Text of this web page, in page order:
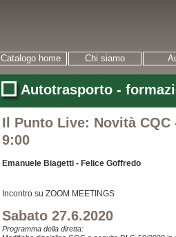
Catalogo home Chi siamo
Autotrasporto -
Il Punto Live: Novità CQC
9:00
Emanuele Biagetti - Felice Goffredo
Incontro su ZOOM MEETINGS
Sabato 27.6.2020
Programma della diretta: